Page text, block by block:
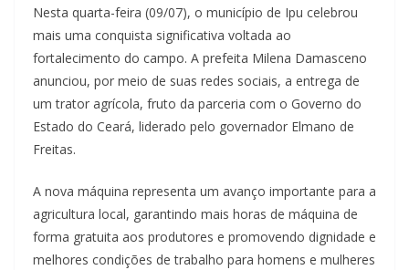
Nesta quarta-feira (09/07), o município de Ipu celebrou
mais uma conquista significativa voltada ao
fortalecimento do campo. A prefeita Milena Damasceno
anunciou, por meio de suas redes sociais, a entrega de
um trator agrícola, fruto da parceria com o Governo do
Estado do Ceará, liderado pelo governador Elmano de
Freitas.
A nova máquina representa um avanço importante para a
agricultura local, garantindo mais horas de máquina de
forma gratuita aos produtores e promovendo dignidade e
melhores condições de trabalho para homens e mulheres